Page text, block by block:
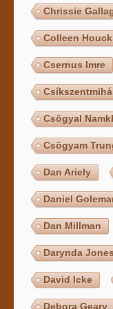
Chrissie
Colleen Houck
Csernus Imre
Csögyal
Csögyam
Dan Ariely
Daniel
Dan Millman
Darynda
David Icke
Debora Geary